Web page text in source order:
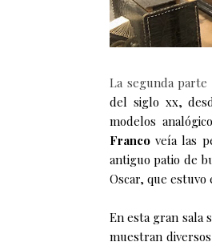
La segunda parte
del siglo xx,
modelos
Franco veía las
antiguopatio de
Oscar, que
En esta gran sala
muestran